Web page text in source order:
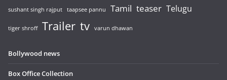
sushant singh rajput taapsee pannu Tamil teaser Telugu
tiger shroff Trailer tv varun dhawan
Bollywood news
Box Office Collection